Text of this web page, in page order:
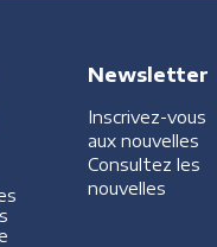
Newsletter
Inscrivez-vous
aux nouvelles
Consultez les
nouvelles